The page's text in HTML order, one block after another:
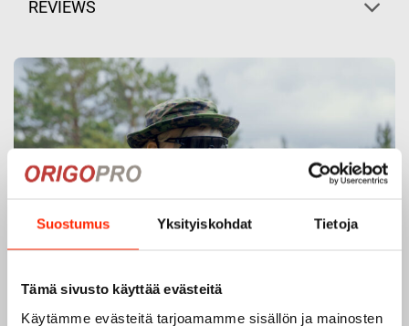
Suostumus Yksityiskohdat Tietoja
Tämä sivusto käyttää evästeitä
Käytämme evästeitä tarjoamamme sisällön ja mainosten
REVIEWS